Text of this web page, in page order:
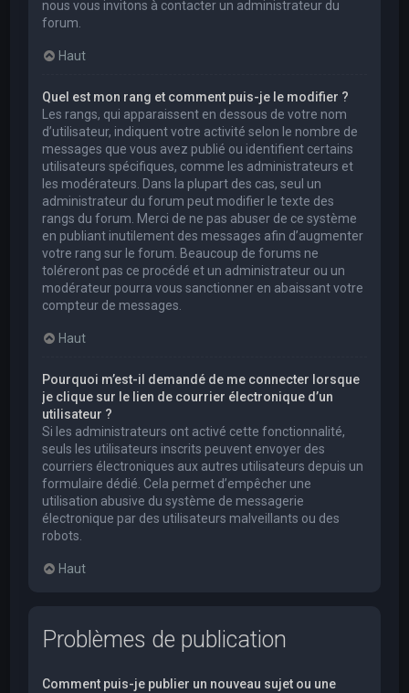
nous vous invitons à contacter un administrateur du
forum.
Haut
Quel est mon rang et comment puis-je le modifier ?
Les rangs, qui apparaissent en dessous de votre nom
d’utilisateur, indiquent votre activité selon le nombre de
messages que vous avez publié ou identifient certains
utilisateurs spécifiques, comme les administrateurs et
les modérateurs. Dans la plupart des cas, seul un
administrateur du forum peut modifier le texte des
rangs du forum. Merci de ne pas abuser de ce système
en publiant inutilement des messages afin d’augmenter
votre rang sur le forum. Beaucoup de forums ne
toléreront pas ce procédé et un administrateur ou un
modérateur pourra vous sanctionner en abaissant votre
compteur de messages.
Haut
Pourquoi m’est-il demandé de me connecter lorsque
je clique sur le lien de courrier électronique d’un
utilisateur ?
Si les administrateurs ont activé cette fonctionnalité,
seuls les utilisateurs inscrits peuvent envoyer des
courriers électroniques aux autres utilisateurs depuis un
formulaire dédié. Cela permet d’empêcher une
utilisation abusive du système de messagerie
électronique par des utilisateurs malveillants ou des
robots.
Haut
Problèmes de publication
Comment puis-je publier un nouveau sujet ou une